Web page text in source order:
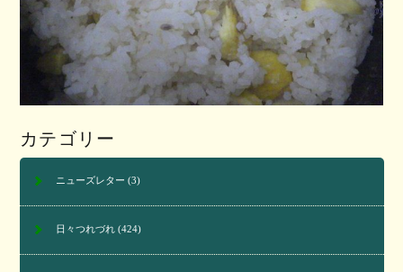
カテゴリー
ニューズレター (3)
日々つれづれ(424)